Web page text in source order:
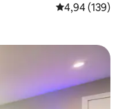
Průměrné
4,94 (139)